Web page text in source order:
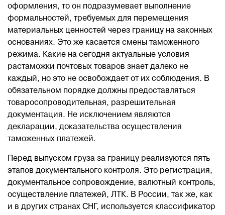
ПОДАТЬ ЗАЯВКУ
ВХОД
оформления, то он подразумевает выполнение
формальностей, требуемых для перемещения
материальных ценностей через границу на законных
основаниях. Это же касается смены таможенного
режима. Какие на сегодня актуальные условия
растаможки почтовых товаров знает далеко не
каждый, но это не освобождает от их соблюдения. В
обязательном порядке должны предоставляться
товаросопроводительная, разрешительная
документация. Не исключением являются
декларации, доказательства осуществления
таможенных платежей.
Перед выпуском груза за границу реализуются пять
этапов документального контроля. Это регистрация,
документальное сопровождение, валютный контроль,
осуществление платежей, ЛТК. В России, так же, как
и в других странах СНГ, используется классификатор